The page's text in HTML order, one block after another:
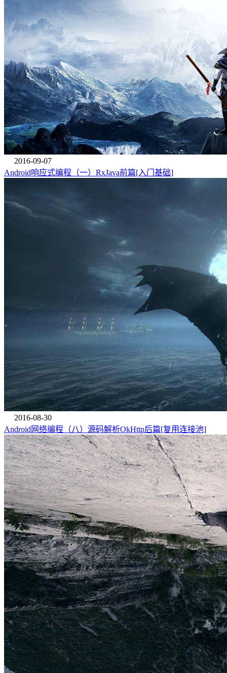
2016-09-07
Android响应式编程（一）RxJava前篇[入门基础]
2016-08-30
Android网络编程（八）源码解析OkHttp后篇[复用连接池]